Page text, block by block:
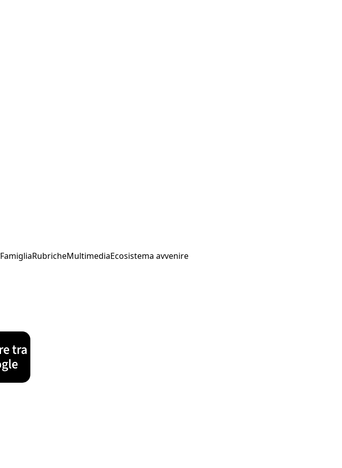
FamigliaRubricheMultimediaEcosistema avvenire